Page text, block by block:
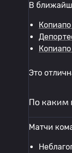
В
Это
По каким
Матчи